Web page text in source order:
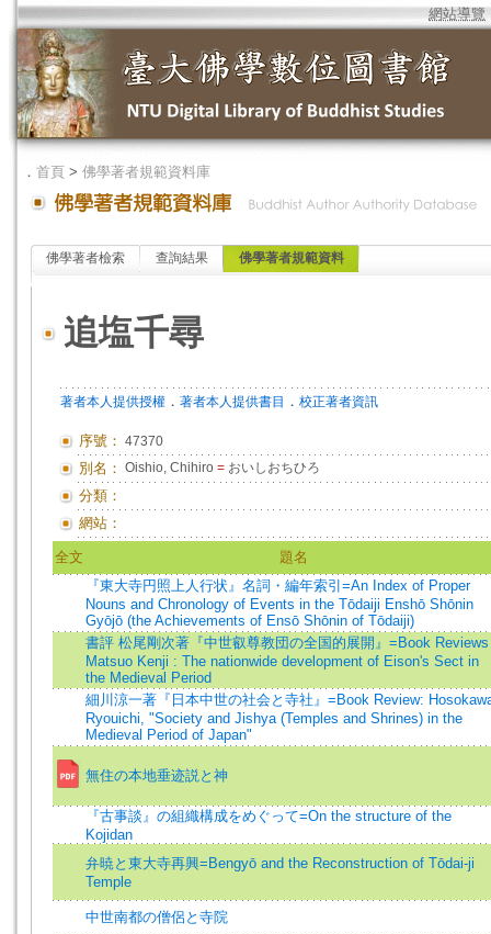
網站導覽
． 首頁 > 佛學著者規範資料庫
佛學著者檢索 查詢結果 佛學著者規範資料
追塩千尋
著者本人提供授權 ． 著者本人提供書目 ． 校正著者資訊
序號： 47370
別名： Oishio, Chihiro = おいしおちひろ
分類：
網站：
全文
題名
『東大寺円照上人行状』名詞・編年索引=An Index of Proper
Nouns and Chronology of Events in the Tōdaiji Enshō Shōnin
Gyōjō (the Achievements of Ensō Shōnin of Tōdaiji)
書評 松尾剛次著『中世叡尊教団の全国的展開』=Book
Matsuo Kenji : The nationwide development of Eison's Sect in
the Medieval Period
細川涼一著『日本中世の社会と寺社』=Book Review:
Ryouichi, "Society and Jishya (Temples and Shrines) in the
Medieval Period of Japan"
無住の本地垂迹説と神
『古事談』の組織構成をめぐって=On the structure of the
Kojidan
弁暁と東大寺再興=Bengyō and the Reconstruction of Tōdai-ji
Temple
中世南都の僧侶と寺院